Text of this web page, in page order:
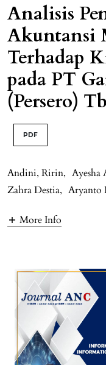
Analisis
Akuntansi
Terhadap
pada PT
(Persero)
PDF
Andini, Ririn, Ayesha
Zahra Destia, Aryanto
More Info